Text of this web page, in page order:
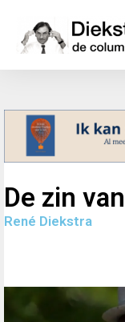
De zin
René Diekstra